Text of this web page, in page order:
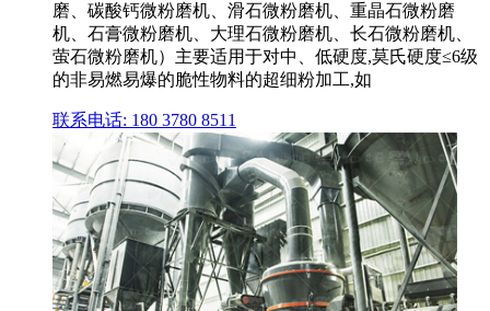
磨、碳酸钙微粉磨机、滑石微粉磨机、重晶石微粉磨
机、石膏微粉磨机、大理石微粉磨机、长石微粉磨机、
萤石微粉磨机）主要适用于对中、低硬度,莫氏硬度≤6级
的非易燃易爆的脆性物料的超细粉加工,如
联系电话: 180 3780 8511